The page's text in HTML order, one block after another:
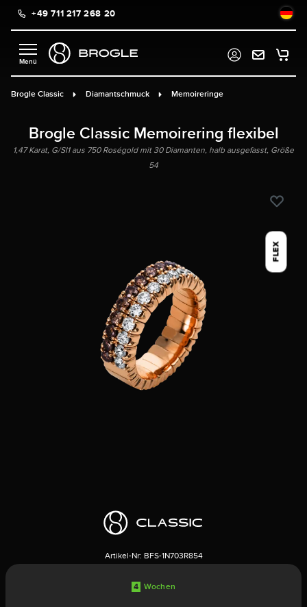
springen
+49 711 217 268 20
Brogle Classic Diamantschmuck Memoireringe
Brogle Classic Memoirering flexibel
1,47 Karat, G/SI1 aus 750 Roségold mit 30 Diamanten, halb ausgefasst, Größe
54
FLEX
Artikel-Nr: BFS-1N703R854
4 Wochen